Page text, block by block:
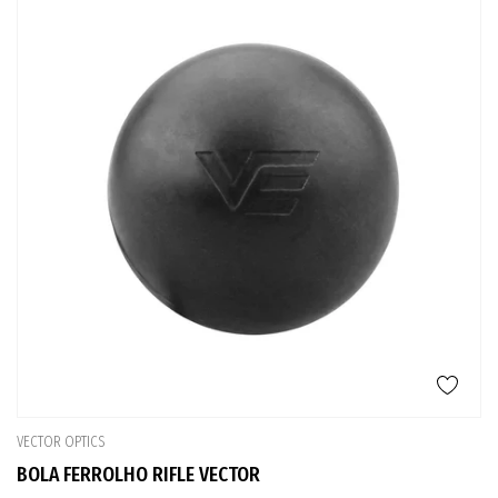
VECTOR OPTICS
BOLA FERROLHO RIFLE VECTOR